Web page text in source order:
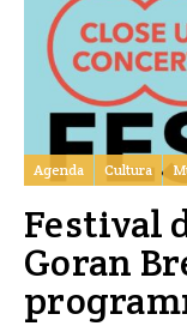
Agenda Cultura
Festival
Goran